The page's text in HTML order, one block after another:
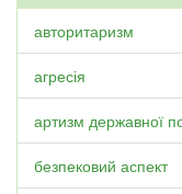
авторитаризм
агресія
артизм державної
безпековий аспект